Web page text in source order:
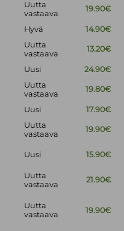
Uutta
vastaava
19.90€
Hyvä 14.90€
Uutta
vastaava
13.20€
Uusi 24.90€
Uutta
vastaava
19.80€
Uusi 17.90€
Uutta
vastaava
19.90€
Uusi 15.90€
Uutta
vastaava
21.90€
Uutta
vastaava
19.90€